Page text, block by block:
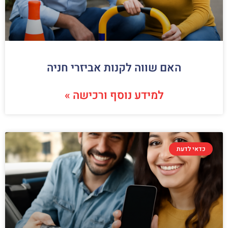
האם שווה לקנות אביזרי חניה
למידע נוסף ורכישה »
כדאי לדעת